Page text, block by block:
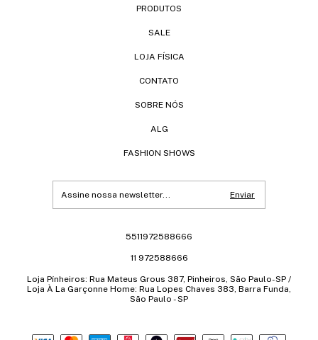
PRODUTOS
SALE
LOJA FÍSICA
CONTATO
SOBRE NÓS
ALG
FASHION SHOWS
5511972588666
11 972588666
Loja Pínheiros: Rua Mateus Grous 387, Pinheiros, São Paulo-SP /
Loja À La Garçonne Home: Rua Lopes Chaves 383, Barra Funda,
São Paulo - SP